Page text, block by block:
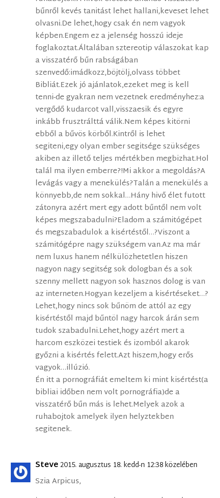
bűnről kevés tanitást lehet hallani,keveset lehet
olvasni.De lehet,hogy csak én nem vagyok
képben.Engem ez a jelenség hosszú ideje
foglakoztat.Általában sztereotip válaszokat kap
a visszatérő bűn rabságában
szenvedő:imádkozz,böjtölj,olvass többet
Bibliát.Ezek jó ajánlatok,ezeket meg is kell
tenni-de gyakran nem vezetnek eredményhez:a
vergődő kudarcot vall,visszaesik és egyre
inkább frusztrálttá válik.Nem képes kitörni
ebből a bűvös körből.Kintről is lehet
segiteni,egy olyan ember segitsége szükséges
akiben az illető teljes mértékben megbizhat.Hol
talál ma ilyen emberre?!Mi akkor a megoldás?A
levágás vagy a menekülés?Talán a menekülés a
könnyebb,de nem sokkal…Hány hivő élet futott
zátonyra azért mert egy adott bűntől nem volt
képes megszabadulni?Eladom a számitógépet
és megszabadulok a kisértéstől…?Viszont a
számitógépre nagy szükségem van.Az ma már
nem luxus hanem nélkülözhetetlen hiszen
nagyon nagy segitség sok dologban és a sok
szenny mellett nagyon sok hasznos dolog is van
az interneten.Hogyan kezeljem a kisértéseket…?
Lehet,hogy nincs sok bűnöm de attól az egy
kisértéstől majd bűntöl nagy harcok árán sem
tudok szabadulni.Lehet,hogy azért mert a
harcom eszközei testiek és izomból akarok
győzni a kisértés felett.Azt hiszem,hogy erős
vagyok…illúzió.
Én itt a pornográfiát emeltem ki mint kisértést(a
bibliai időben nem volt pornográfia)de a
visszatérő bűn más is lehet.Melyek azok a
ruhabojtok amelyek ilyen helyztekben
segitenek.
Steve 2015. augusztus 18. kedd-n 12:38 közelében
Szia Arpicus,